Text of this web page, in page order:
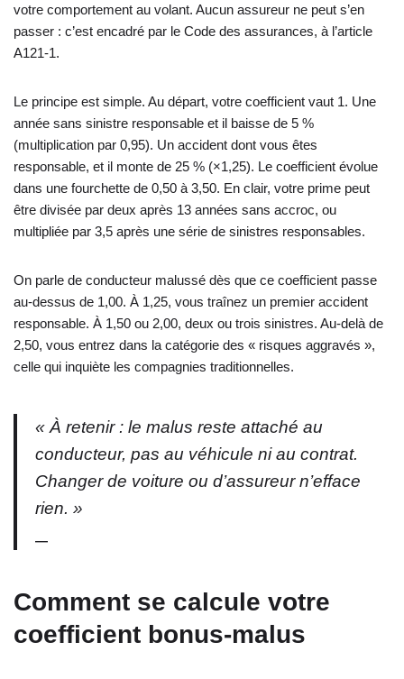
votre comportement au volant. Aucun assureur ne peut s’en
passer : c’est encadré par le Code des assurances, à l’article
A121-1.
Le principe est simple. Au départ, votre coefficient vaut 1. Une
année sans sinistre responsable et il baisse de 5 %
(multiplication par 0,95). Un accident dont vous êtes
responsable, et il monte de 25 % (×1,25). Le coefficient évolue
dans une fourchette de 0,50 à 3,50. En clair, votre prime peut
être divisée par deux après 13 années sans accroc, ou
multipliée par 3,5 après une série de sinistres responsables.
On parle de conducteur malussé dès que ce coefficient passe
au-dessus de 1,00. À 1,25, vous traînez un premier accident
responsable. À 1,50 ou 2,00, deux ou trois sinistres. Au-delà de
2,50, vous entrez dans la catégorie des « risques aggravés »,
celle qui inquiète les compagnies traditionnelles.
« À retenir : le malus reste attaché au
conducteur, pas au véhicule ni au contrat.
Changer de voiture ou d’assureur n’efface
rien. »
—
Comment se calcule votre
coefficient bonus-malus